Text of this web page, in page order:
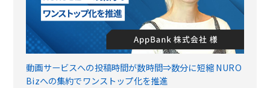
動画サービスへの投稿時間が数時間⇒数分に短縮 NURO
Bizへの集約でワンストップ化を推進